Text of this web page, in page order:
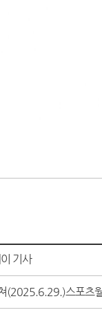
기사
(2025.6.29.)스포츠